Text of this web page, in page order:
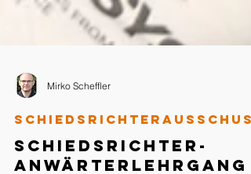
Mirko Scheffler